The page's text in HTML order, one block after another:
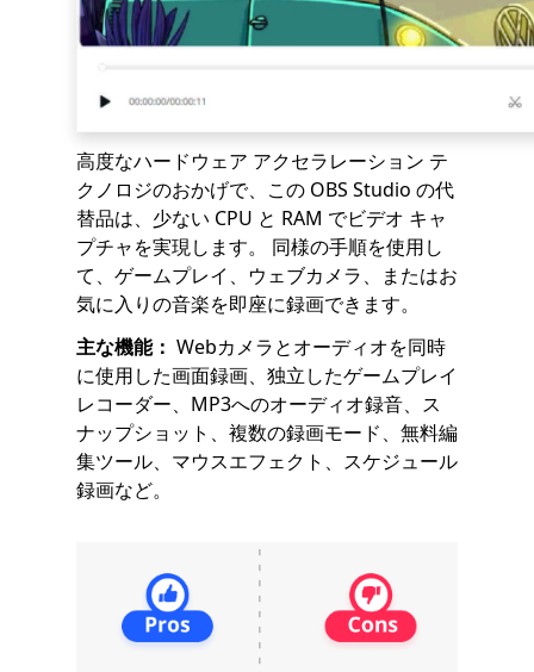
高度なハードウェア アクセラレーション テ
クノロジのおかげで、この OBS Studio の代
替品は、少ない CPU と RAM でビデオ キャ
プチャを実現します。 同様の手順を使用し
て、ゲームプレイ、ウェブカメラ、またはお
気に入りの音楽を即座に録画できます。
主な機能： Webカメラとオーディオを同時
に使用した画面録画、独立したゲームプレイ
レコーダー、MP3へのオーディオ録音、ス
ナップショット、複数の録画モード、無料編
集ツール、マウスエフェクト、スケジュール
録画など。